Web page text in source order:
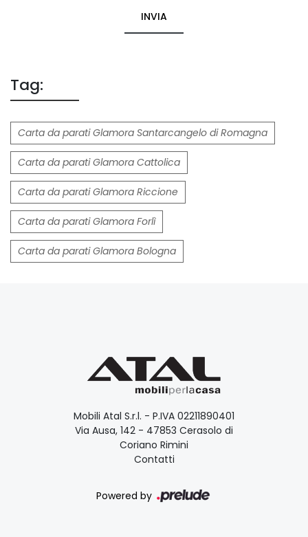
INVIA
Tag:
Carta da parati Glamora Santarcangelo di Romagna
Carta da parati Glamora Cattolica
Carta da parati Glamora Riccione
Carta da parati Glamora Forlì
Carta da parati Glamora Bologna
Mobili Atal S.r.l. - P.IVA 02211890401
Via Ausa, 142 - 47853 Cerasolo di
Coriano Rimini
Contatti
Powered by